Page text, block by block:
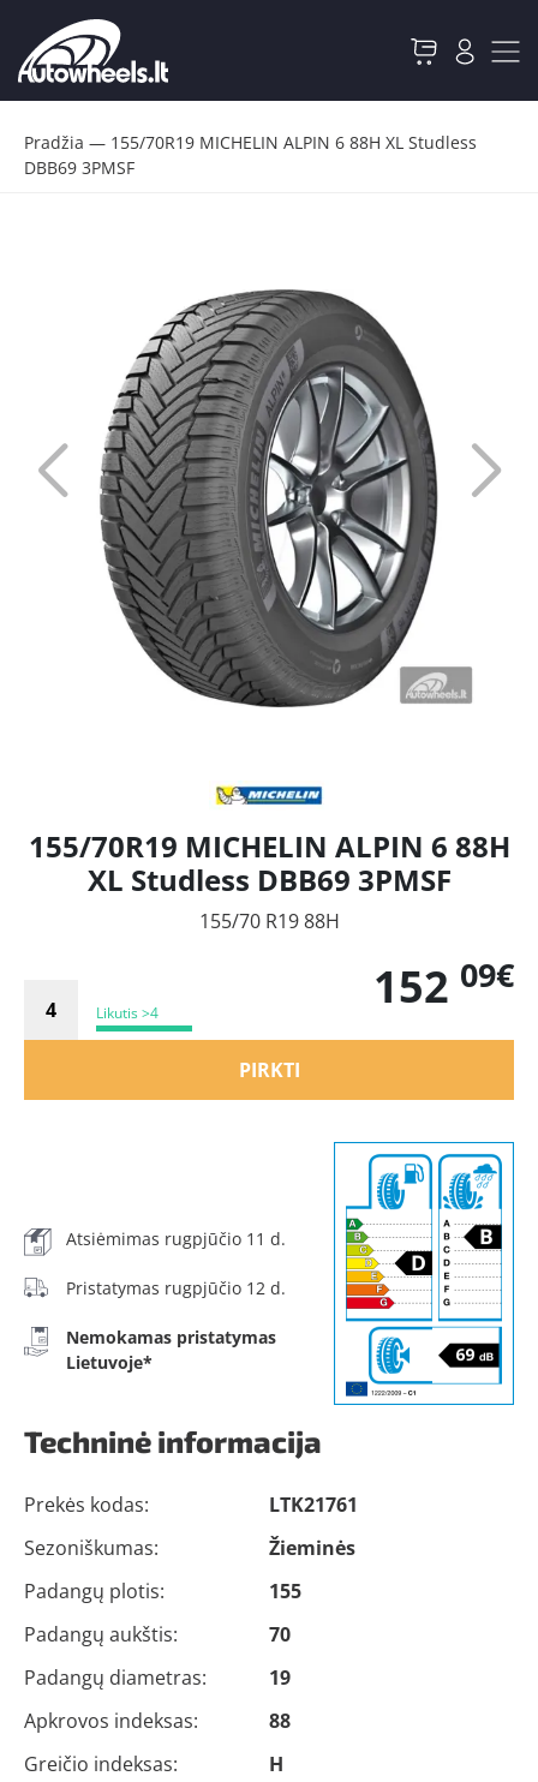
Pradžia — 155/70R19 MICHELIN ALPIN 6 88H XL Studless
DBB69 3PMSF
155/70R19 MICHELIN ALPIN 6 88H
XL Studless DBB69 3PMSF
155/70 R19 88H
Likutis >4 152 09€
PIRKTI
Atsiėmimas rugpjūčio 11 d.
Pristatymas rugpjūčio 12 d.
Nemokamas pristatymas
Lietuvoje*
Techninė informacija
Prekės kodas:
LTK21761
Sezoniškumas:
Žieminės
Padangų plotis:
155
Padangų aukštis:
70
Padangų diametras:
19
Apkrovos indeksas:
88
Greičio indeksas:
H